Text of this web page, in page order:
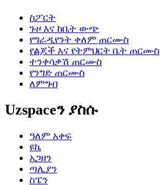
ስፖርት
ጉዞ እና ከቤት ውጭ
የግራዲየንት ቀለም ጠርሙስ
የልጆች እና የትምህርት ቤት ጠርሙስ
ተንቀሳቃሽ ጠርሙስ
የንግድ ጠርሙስ
ለምግብ
Uzspaceን ያስሱ
ዓለም አቀፍ
ዩኬ
አጋዘን
ጣሊያን
ስፔን